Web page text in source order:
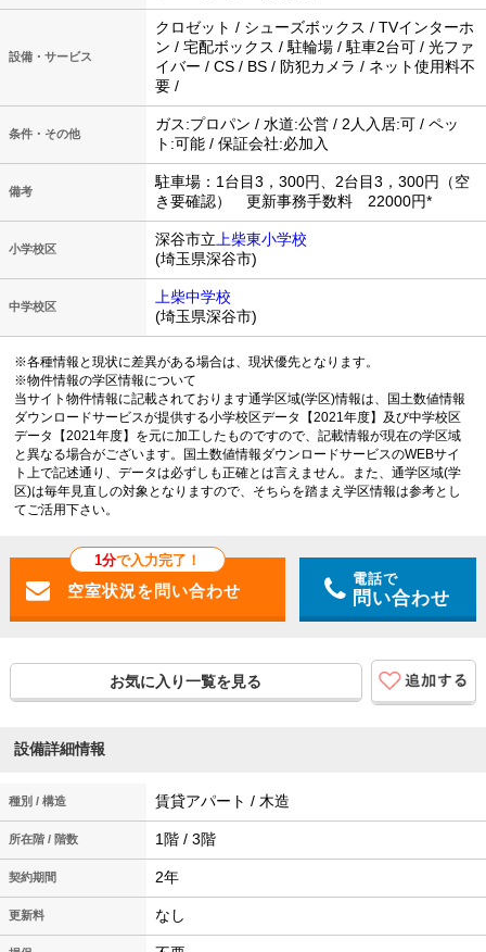
設備・サービス
クロゼット / シューズボックス / TVインターホ
ン / 宅配ボックス / 駐輪場 / 駐車2台可 / 光ファ
イバー / CS / BS / 防犯カメラ / ネット使用料不
要 /
条件・その他
ガス:プロパン / 水道:公営 / 2人入居:可 / ペッ
ト:可能 / 保証会社:必加入
備考
駐車場：1台目3，300円、2台目3，300円（空
き要確認） 更新事務手数料 22000円*
小学校区
深谷市立 上柴東小学校
(埼玉県深谷市)
中学校区
上柴中学校
(埼玉県深谷市)
※各種情報と現状に差異がある場合は、現状優先となります。
※物件情報の学区情報について
当サイト物件情報に記載されております通学区域(学区)情報は、国土数値情報
ダウンロードサービスが提供する小学校区データ【2021年度】及び中学校区
データ【2021年度】を元に加工したものですので、記載情報が現在の学区域
と異なる場合がございます。国土数値情報ダウンロードサービスのWEBサイ
ト上で記述通り、データは必ずしも正確とは言えません。また、通学区域(学
区)は毎年見直しの対象となりますので、そちらを踏まえ学区情報は参考とし
てご活用下さい。
1分で入力完了！
電話で
問い合わせ
お気に入り一覧を見る
設備詳細情報
種別 / 構造 賃貸アパート / 木造
所在階 / 階数 1階 / 3階
契約期間 2年
更新料 なし